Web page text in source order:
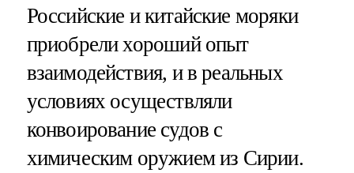
Российские и китайские моряки
приобрели хороший опыт
взаимодействия, и в реальных
условиях осуществляли
конвоирование судов с
химическим оружием из Сирии.